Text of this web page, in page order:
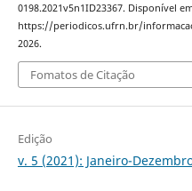
0198.2021v5n1ID23367. Disponível
https://periodicos.ufrn.br/
2026.
Fomatos de Citação
Edição
v. 5 (2021): Janeiro-